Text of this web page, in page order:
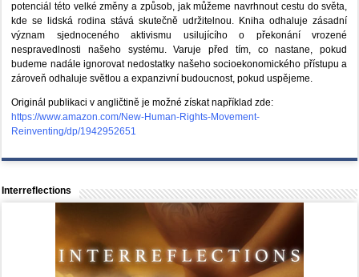
potenciál této velké změny a způsob, jak můžeme navrhnout cestu do světa,
kde se lidská rodina stává skutečně udržitelnou. Kniha odhaluje zásadní
význam sjednoceného aktivismu usilujícího o překonání vrozené
nespravedlnosti našeho systému. Varuje před tím, co nastane, pokud
budeme nadále ignorovat nedostatky našeho socioekonomického přístupu a
zároveň odhaluje světlou a expanzivní budoucnost, pokud uspějeme.
Originál publikaci v angličtině je možné získat například zde:
https://www.amazon.com/New-Human-Rights-Movement-
Reinventing/dp/1942952651
Interreflections